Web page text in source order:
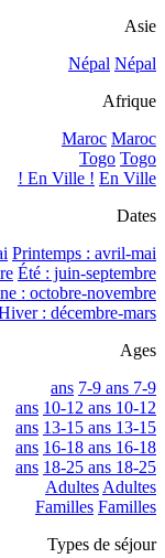
Asie
Népal Népal
Afrique
Maroc Maroc
Togo Togo
En Ville ! En Ville !
Dates
Printemps : avril-mai
Été : juin-septembre
: octobre-novembre
: décembre-mars
Ages
7-9 ans
7-9 ans
10-12 ans
10-12 ans
13-15 ans
13-15 ans
16-18 ans
16-18 ans
18-25 ans
18-25 ans
AdultesAdultes
Familles Familles
Types de séjour